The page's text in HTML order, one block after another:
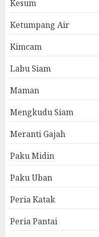
Kesum
Ketumpang Air
Kimcam
Labu Siam
Maman
Mengkudu Siam
Meranti Gajah
Paku Midin
Paku Uban
Peria Katak
Peria Pantai